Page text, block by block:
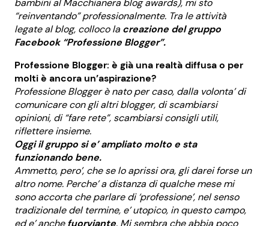
“reinventando” professionalmente. Tra le attività
legate al blog, colloco la creazione del gruppo
Facebook “Professione Blogger”.
Professione Blogger: è già una realtà diffusa o per
molti è ancora un’aspirazione?
Professione Blogger è nato per caso, dalla volonta’ di
comunicare con gli altri blogger, di scambiarsi
opinioni, di “fare rete”, scambiarsi consigli utili,
riflettere insieme.
Oggi il gruppo si e’ ampliato molto e sta
funzionando bene.
Ammetto, pero’, che se lo aprissi ora, gli darei forse un
altro nome. Perche’ a distanza di qualche mese mi
sono accorta che parlare di ‘professione’, nel senso
tradizionale del termine, e’ utopico, in questo campo,
ed e’ anchefuorviante. Mi sembra che abbia poco